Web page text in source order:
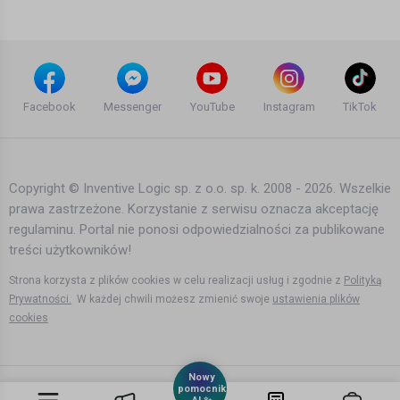
***The songs used in the film do not have to earn them! The
tracks are used only for promotional purposes artist!***
Teledyski i Muzyka
Porządne PIERDOLNIĘCIE!!!
|Electro/bounce MIX 2016
✪I LOVE RETRO BY
Đ.Đ.SYNC✪MÓZGOTRZEP OGIEŃ✪
Muzyka na Impreze - Domówke -
Grudzień - Styczeń ✯
10 lat temu •
Teledyski i Muzyka
Facebook Messenger YouTube Instagram TikTok
Copyright © Inventive Logic sp. z o.o. sp. k. 2008 - 2026. Wszelkie
prawa zastrzeżone. Korzystanie z serwisu oznacza akceptację
regulaminu. Portal nie ponosi odpowiedzialności za publikowane
treści użytkowników!
Strona korzysta z plików cookies w celu realizacji usług i zgodnie z Polityką
Prywatności. W każdej chwili możesz zmienić swoje ustawienia plików
cookies
Nowy
pomocnik